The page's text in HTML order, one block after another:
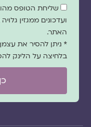
שדהשליחת הטופס מהווה
ועדכונים ממגזין
האתר.
* ניתן להסיר את
בלחיצה על הלינק